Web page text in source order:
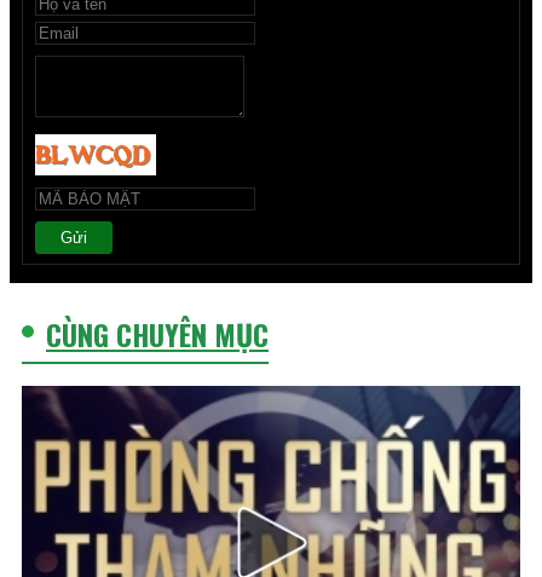
Gửi
CÙNG CHUYÊN MỤC